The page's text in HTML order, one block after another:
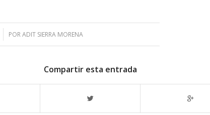
PORADIT SIERRA MORENA
Compartir esta entrada